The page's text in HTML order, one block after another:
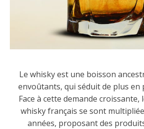
Le whisky est une boisson
envoûtants, qui séduit de plus en
Face à cette demande croissante,
whisky français se sont
années, proposant des